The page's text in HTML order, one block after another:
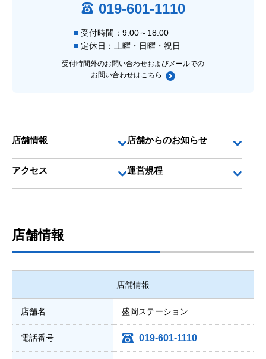
019-601-1110
受付時間：9:00～18:00
定休日：土曜・日曜・祝日
受付時間外のお問い合わせおよびメールでの
お問い合わせはこちら
店舗情報 店舗からのお知らせ
アクセス 運営規程
店舗情報
店舗情報
店舗名 盛岡ステーション
電話番号 019-601-1110